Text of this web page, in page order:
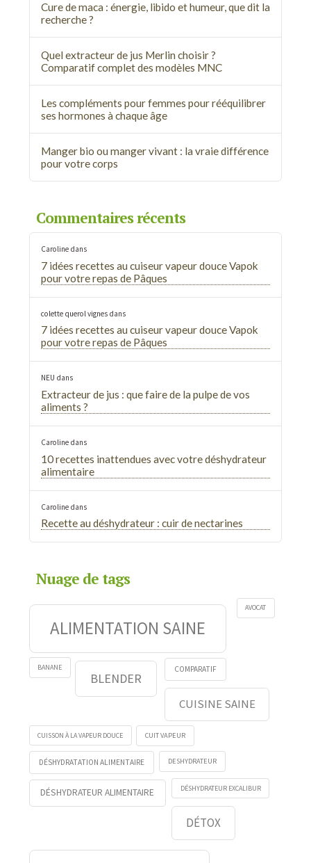
Cure de maca : énergie, libido et humeur, que dit la
recherche ?
Quel extracteur de jus Merlin choisir ?
Comparatif complet des modèles MNC
Les compléments pour femmes pour rééquilibrer
ses hormones à chaque âge
Manger bio ou manger vivant : la vraie différence
pour votre corps
Commentaires récents
Carolinedans
7 idées recettes au cuiseur vapeur douce Vapok
pour votre repas de Pâques
colette querol vignesdans
7 idées recettes au cuiseur vapeur douce Vapok
pour votre repas de Pâques
NEU dans
Extracteur de jus : que faire de la pulpe de vos
aliments ?
Carolinedans
10 recettes inattendues avec votre déshydrateur
alimentaire
Carolinedans
Recette au déshydrateur : cuir de nectarines
Nuage de tags
ALIMENTATION SAINE
AVOCAT
BANANE
BLENDER
COMPARATIF
CUISINE SAINE
CUISSON À LA VAPEUR DOUCE CUIT VAPEUR
DÉSHYDRATATION ALIMENTAIRE DESHYDRATEUR
DÉSHYDRATEUR ALIMENTAIRE DÉSHYDRATEUR EXCALIBUR
DÉTOX